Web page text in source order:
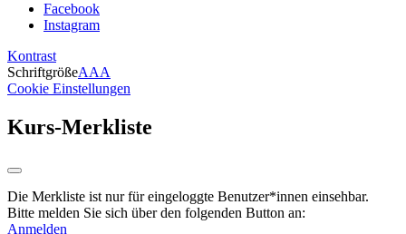
Facebook
Instagram
Kontrast
SchriftgrößeAAA
Cookie Einstellungen
Kurs-Merkliste
Die Merkliste ist nur für eingeloggte Benutzer*innen einsehbar.
Bitte melden Sie sich über den folgenden Button an:
Anmelden